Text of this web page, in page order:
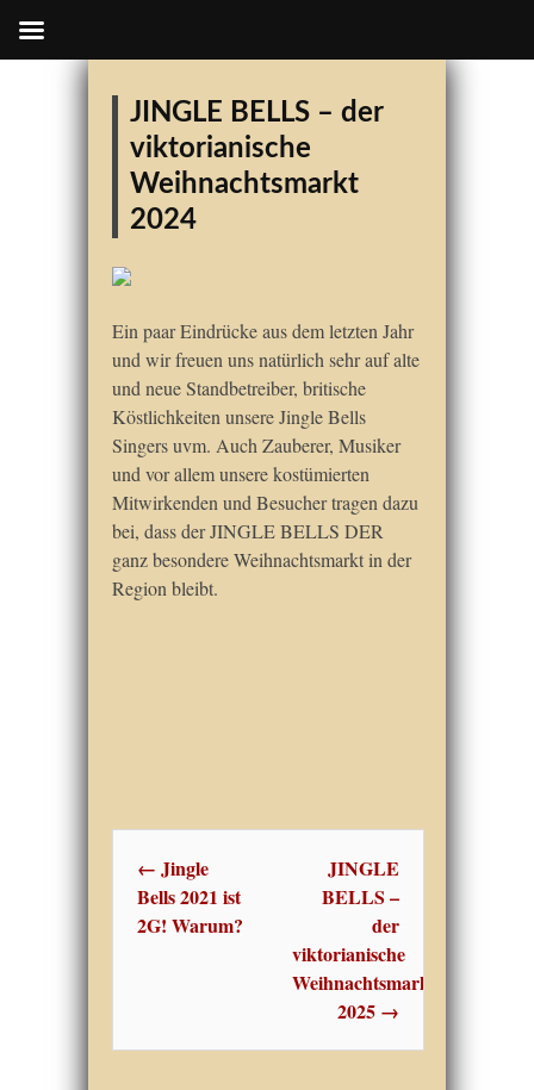
JINGLE BELLS – der
viktorianische
Weihnachtsmarkt
2024
Ein paar Eindrücke aus dem letzten Jahr
und wir freuen uns natürlich sehr auf alte
und neue Standbetreiber, britische
Köstlichkeiten unsere Jingle Bells
Singers uvm. Auch Zauberer, Musiker
und vor allem unsere kostümierten
Mitwirkenden und Besucher tragen dazu
bei, dass der JINGLE BELLS DER
ganz besondere Weihnachtsmarkt in der
Region bleibt.
← Jingle
Bells 2021 ist
2G! Warum?
JINGLE
BELLS –
der
viktorianische
Weihnachtsmarkt
2025 →